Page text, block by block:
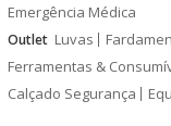
Emergência Médica
Outlet Luvas
Ferramentas &
Calçado Segurança